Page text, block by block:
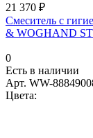
21 370 ₽
Смеситель с
& WOGHAND
0
Есть в наличии
Арт. WW-
Цвета: